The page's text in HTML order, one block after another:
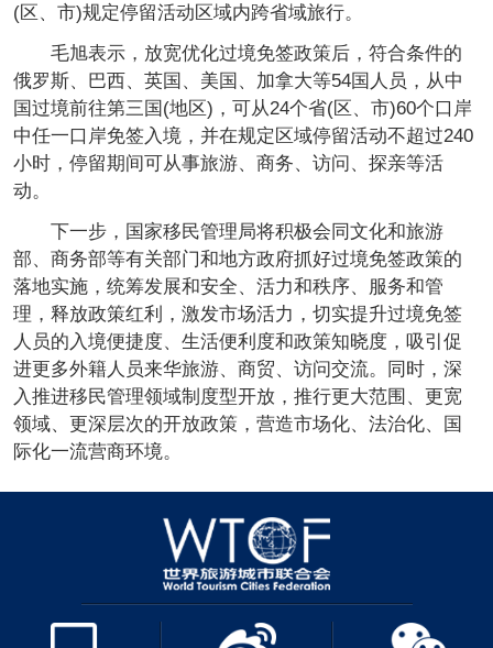
(区、市)规定停留活动区域内跨省域旅行。
毛旭表示，放宽优化过境免签政策后，符合条件的
俄罗斯、巴西、英国、美国、加拿大等54国人员，从中
国过境前往第三国(地区)，可从24个省(区、市)60个口岸
中任一口岸免签入境，并在规定区域停留活动不超过240
小时，停留期间可从事旅游、商务、访问、探亲等活
动。
下一步，国家移民管理局将积极会同文化和旅游
部、商务部等有关部门和地方政府抓好过境免签政策的
落地实施，统筹发展和安全、活力和秩序、服务和管
理，释放政策红利，激发市场活力，切实提升过境免签
人员的入境便捷度、生活便利度和政策知晓度，吸引促
进更多外籍人员来华旅游、商贸、访问交流。同时，深
入推进移民管理领域制度型开放，推行更大范围、更宽
领域、更深层次的开放政策，营造市场化、法治化、国
际化一流营商环境。